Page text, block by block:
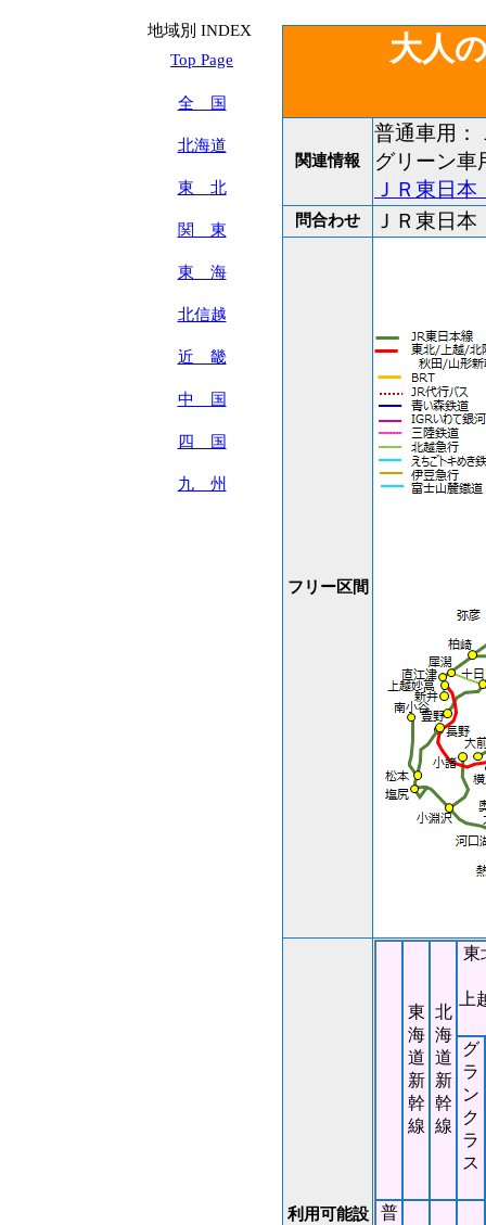
地域別 INDEX
Top Page
全 国
北海道
東 北
関 東
東 海
北信越
近 畿
中 国
四 国
九 州
大人
関連情報
普通車用
グリーン
ＪＲ東日
問合わせ ＪＲ東日
フリー区間
利用可能設
東
海
道
新
幹
線
北
海
道
新
幹
線
東
グ
ラ
ン
ク
ラ
ス
普